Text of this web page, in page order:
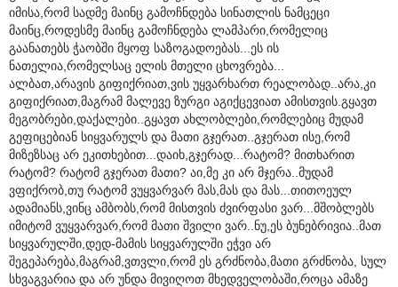
იმისა,რომ სადმე მაინც გამოჩნდება სინათლის ნამცეცი
მაინც,როდესმე მაინც გამოჩნდება ლამპარი,რომელიც
გაანათებს ჭაობში მყოფ საზოგადოებას...ეს ის
ნათელია,რომელსაც ელის მთელი ცხოვრება...
ალბათ,არავის გიფიქრიათ,ვის უყვარხართ რეალობად..არა,კი
გიფიქრიათ,მაგრამ მალევე ზურგი აგიქცევიათ ამისთვის.გყავთ
მეგობრები,დაქალები..გყავთ ახლობლები,რომლებიც მუდამ
გეფიცებიან სიყვარულს და მათი გჯერათ..გჯერათ ისე,რომ
მიზეზსაც არ ეკითხებით...დაიხ,გჯერად...რატომ? მითხარით
რატომ? რატომ გჯერათ მათი? აი,მე კი არ მჯერა..მუდამ
ვფიქრობ,თუ რატომ ვუყვარვარ მას,მას და მას...თითოეულ
ადამიანს,ვინც ამბობს,რომ მისთვის ძვირფასი ვარ...მშობლებს
იმიტომ ვუყვარვარ,რომ მათი შვილი ვარ..ნუ,ეს ბუნებრივია..მათ
სიყვარულში,დედ-მამის სიყვარულში ეჭვი არ
შეგეპარება,მაგრამ,ვთვლი,რომ ეს გრძნობა,მათი გრძნობა, სულ
სხვაგვარია და არ უნდა მივიღოთ მხედველობაში,როცა ამაზე